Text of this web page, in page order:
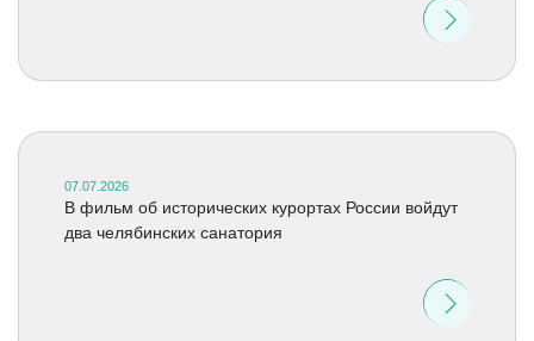
07.07.2026
В фильм об исторических курортах России войдут
два челябинских санатория